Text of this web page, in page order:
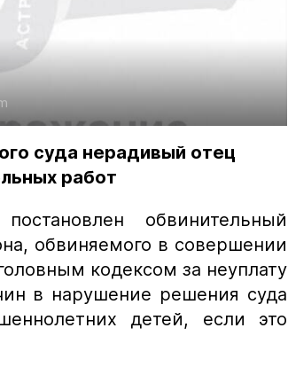
суда нерадивый отец
работ
обвинительный
обвиняемого в совершении
кодексом за неуплату
в нарушение решения суда
детей, если это